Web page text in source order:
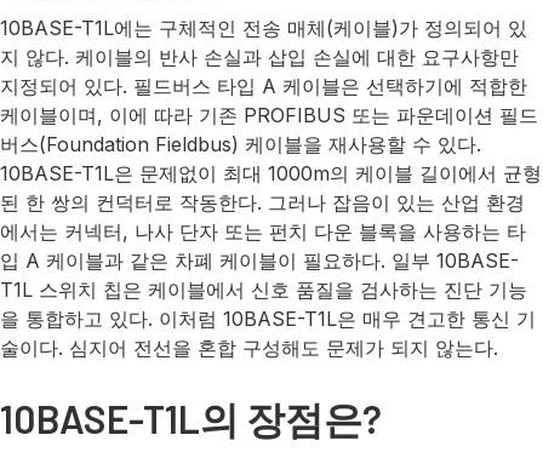
10BASE-T1L에는 구체적인 전송 매체(케이블)가 정의되어 있
지 않다. 케이블의 반사 손실과 삽입 손실에 대한 요구사항만
지정되어 있다. 필드버스 타입 A 케이블은 선택하기에 적합한
케이블이며, 이에 따라 기존 PROFIBUS 또는 파운데이션 필드
버스(Foundation Fieldbus) 케이블을 재사용할 수 있다.
10BASE-T1L은 문제없이 최대 1000m의 케이블 길이에서 균형
된 한 쌍의 컨덕터로 작동한다. 그러나 잡음이 있는 산업 환경
에서는 커넥터, 나사 단자 또는 펀치 다운 블록을 사용하는 타
입 A 케이블과 같은 차폐 케이블이 필요하다. 일부 10BASE-
T1L 스위치 칩은 케이블에서 신호 품질을 검사하는 진단 기능
을 통합하고 있다. 이처럼 10BASE-T1L은 매우 견고한 통신 기
술이다. 심지어 전선을 혼합 구성해도 문제가 되지 않는다.
10BASE-T1L의 장점은?